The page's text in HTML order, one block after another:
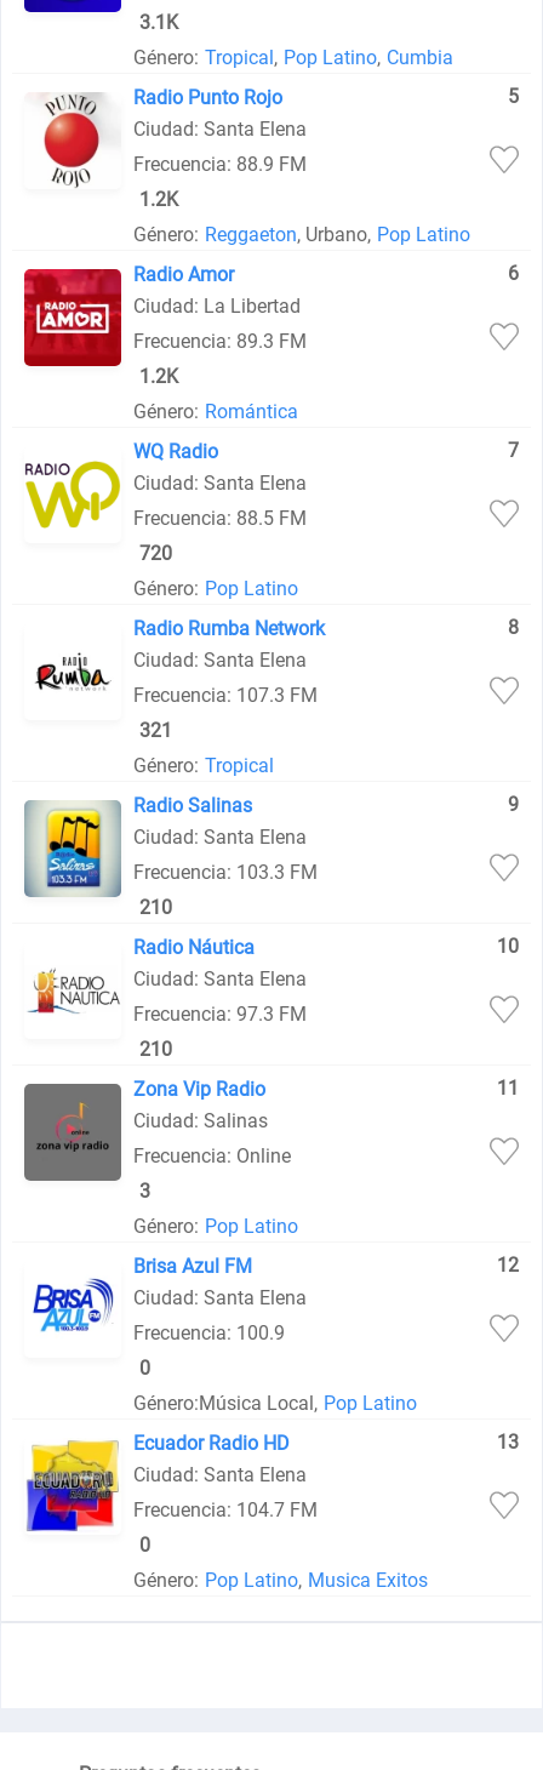
3.1K
Género: Tropical, Pop Latino, Cumbia
Radio Punto Rojo
5
Ciudad: Santa Elena
Frecuencia: 88.9 FM
1.2K
Género: Reggaeton, Urbano, Pop Latino
Radio Amor
6
Ciudad: La Libertad
Frecuencia: 89.3 FM
1.2K
Género: Romántica
WQ Radio
7
Ciudad: Santa Elena
Frecuencia: 88.5 FM
720
Género: Pop Latino
Radio Rumba Network
8
Ciudad: Santa Elena
Frecuencia: 107.3 FM
321
Género: Tropical
Radio Salinas
9
Ciudad: Santa Elena
Frecuencia: 103.3 FM
210
Radio Náutica
10
Ciudad: Santa Elena
Frecuencia: 97.3 FM
210
Zona Vip Radio
11
Ciudad: Salinas
Frecuencia: Online
3
Género: Pop Latino
Brisa Azul FM
12
Ciudad: Santa Elena
Frecuencia: 100.9
0
Género:Música Local, Pop Latino
Ecuador Radio HD
13
Ciudad: Santa Elena
Frecuencia: 104.7 FM
0
Género: Pop Latino, Musica Exitos